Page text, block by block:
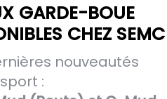
GARDE-BOUE
CHEZ SEMC
nouveautés
: